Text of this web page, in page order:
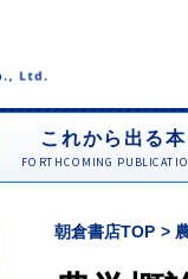
これから出る本
FORTHCOMING
朝倉書店TOP